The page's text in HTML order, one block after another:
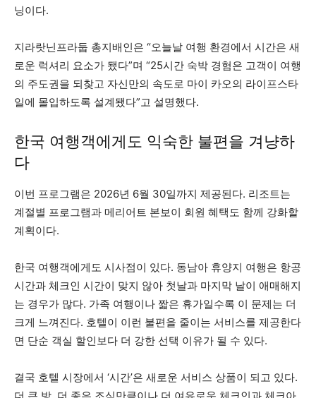
닝이다.
지라랏닌프라둡 총지배인은 “오늘날 여행 환경에서 시간은 새
로운 럭셔리 요소가 됐다”며 “25시간 숙박 경험은 고객이 여행
의 주도권을 되찾고 자신만의 속도로 마이 카오의 라이프스타
일에 몰입하도록 설계됐다”고 설명했다.
한국 여행객에게도 익숙한 불편을 겨냥하
다
이번 프로그램은 2026년 6월 30일까지 제공된다. 리조트는
계절별 프로그램과 메리어트 본보이 회원 혜택도 함께 강화할
계획이다.
한국 여행객에게도 시사점이 있다. 동남아 휴양지 여행은 항공
시간과 체크인 시간이 맞지 않아 첫날과 마지막 날이 애매해지
는 경우가 많다. 가족 여행이나 짧은 휴가일수록 이 문제는 더
크게 느껴진다. 호텔이 이런 불편을 줄이는 서비스를 제공한다
면 단순 객실 할인보다 더 강한 선택 이유가 될 수 있다.
결국 호텔 시장에서 ‘시간’은 새로운 서비스 상품이 되고 있다.